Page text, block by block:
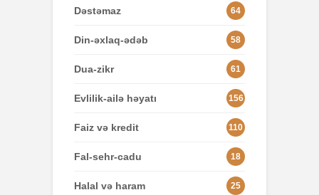
Dəstəmaz 64
Din-əxlaq-ədəb 58
Dua-zikr 61
Evlilik-ailə həyatı 156
Faiz və kredit 110
Fal-sehr-cadu 18
Halal və haram 25